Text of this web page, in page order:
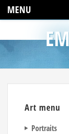
MENU
Art menu
Portraits